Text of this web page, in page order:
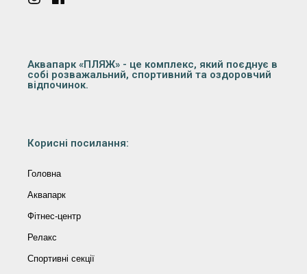
Аквапарк «ПЛЯЖ» - це комплекс, який поєднує в
собі розважальний, спортивний та оздоровчий
відпочинок.
Корисні посилання:
Головна
Аквапарк
Фітнес-центр
Релакс
Спортивні секції